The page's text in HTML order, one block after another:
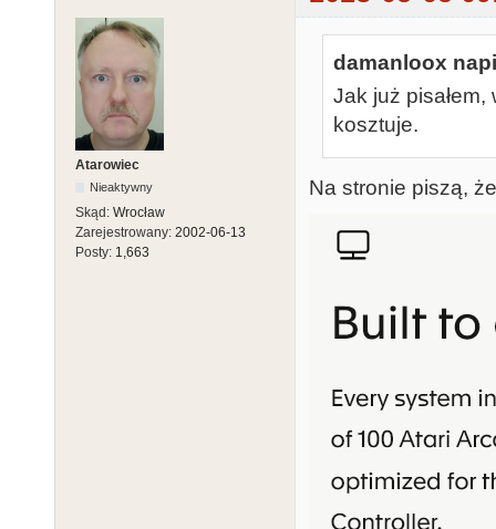
Atarowiec
Nieaktywny
Skąd: Wrocław
Zarejestrowany: 2002-06-13
Posty: 1,663
damanloox
Jak już pisałem,
kosztuje.
Na stronie piszą,